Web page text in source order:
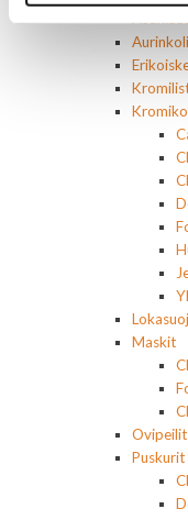
Maskit
Ovipeilit
Puskurit